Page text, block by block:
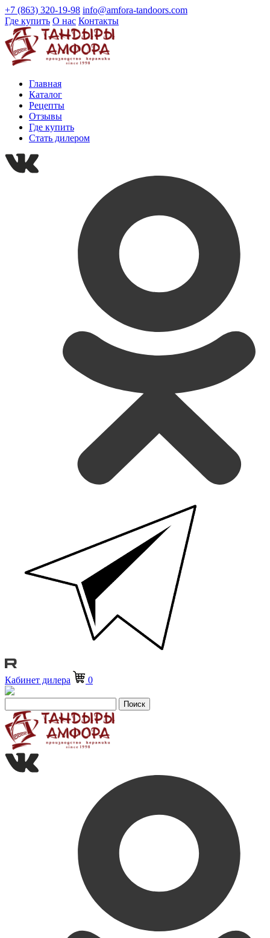
+7 (863) 320-19-98 info@amfora-tandoors.com
Где купить О нас Контакты
Главная
Каталог
Рецепты
Отзывы
Где купить
Стать дилером
Кабинет дилера 0
Поиск